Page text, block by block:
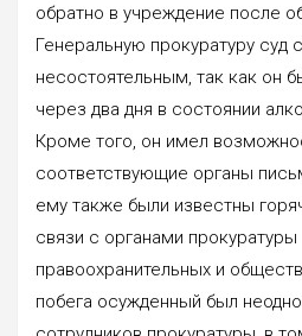
обратно в учреждение после
Генеральную прокуратуру суд
несостоятельным, так как он
через два дня в состоянии
Кроме того, он имел
соответствующие органы
ему также были известны
связи с органами прокуратуры
правоохранительных и
побега осужденный был